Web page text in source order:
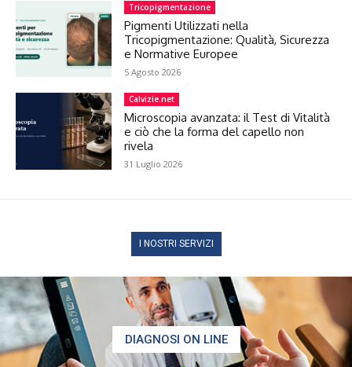
Tricopigmentazione
Pigmenti Utilizzati nella
Tricopigmentazione: Qualità, Sicurezza
e Normative Europee
5 Agosto 2026
Calvizie.net
Microscopia avanzata: il Test di Vitalità
e ciò che la forma del capello non
rivela
31 Luglio 2026
I NOSTRI SERVIZI
DIAGNOSI ON LINE